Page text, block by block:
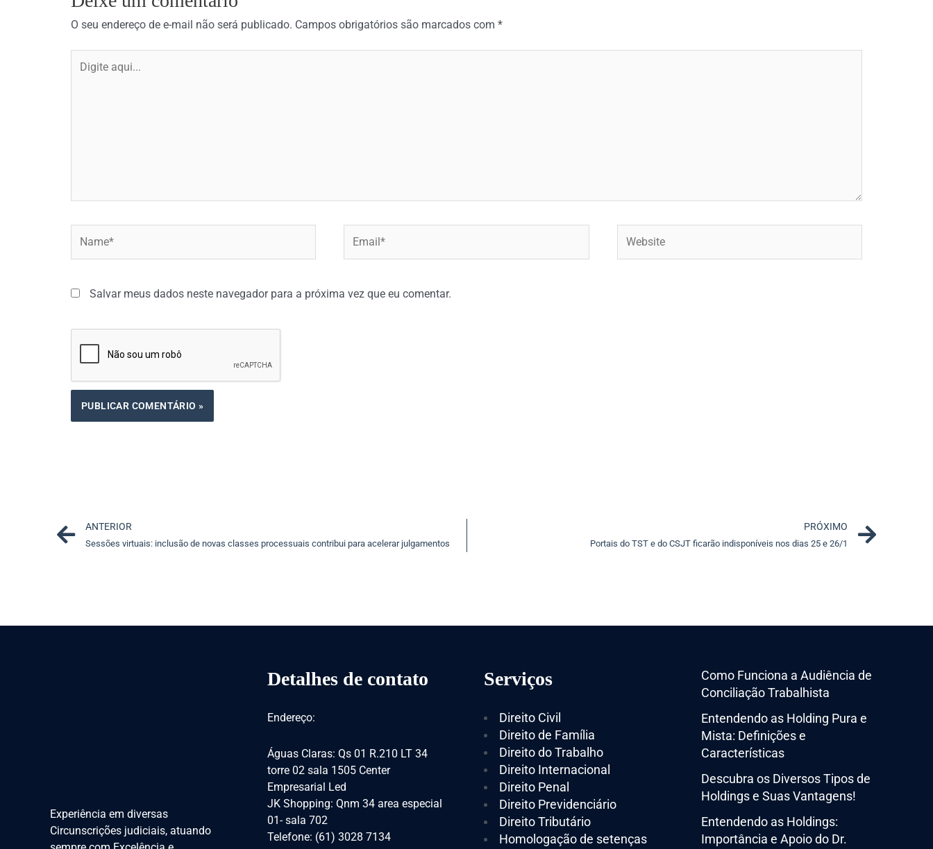
O seu endereço de e-mail não será publicado. Campos obrigatórios são marcados com *
aqui...
Salvar meus dados neste navegador para a próxima vez que eu comentar.
Prev
ANTERIOR
Sessões virtuais: inclusão de novas classes processuais contribui para acelerar julgamentos
PRÓXIMO
Portais do TST e do CSJT ficarão indisponíveis nos dias 25 e 26/1
Experiência em diversas
Circunscrições judiciais, atuando
Detalhes de contato
Endereço:
Águas Claras: Qs 01 R.210 LT 34
torre 02 sala 1505 Center
Empresarial Led
JK Shopping: Qnm 34 area especial
01- sala 702
Telefone: (61) 3028 7134
Serviços
Direito Civil
Direito de Família
Direito do Trabalho
Direito Internacional
Direito Penal
Direito Previdenciário
Direito Tributário
Homologação de setenças
Como Funciona a Audiência de
Conciliação Trabalhista
Entendendo as Holding Pura e
Mista: Definições e
Características
Descubra os Diversos Tipos de
Holdings e Suas Vantagens!
Entendendo as Holdings:
Importância e Apoio do Dr.